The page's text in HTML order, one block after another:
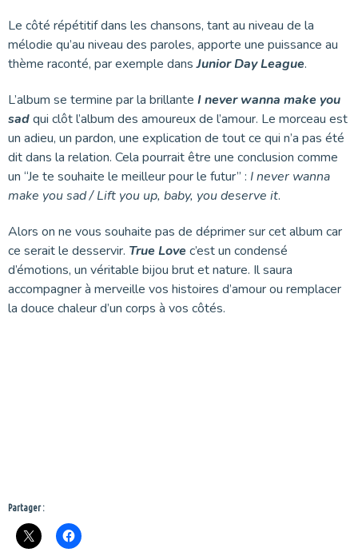
Le côté répétitif dans les chansons, tant au niveau de la
mélodie qu’au niveau des paroles, apporte une puissance au
thème raconté, par exemple dansJunior Day League.
L’album se termine par la brillante I never wanna make you
sadqui clôt l’album des amoureux de l’amour. Le morceau est
un adieu, un pardon, une explication de tout ce qui n’a pas été
dit dans la relation. Cela pourrait être une conclusion comme
un “Je te souhaite le meilleur pour le futur” : I never wanna
make you sad / Lift you up, baby, you deserve it.
Alors on ne vous souhaite pas de déprimer sur cet album car
ce serait le desservir. True Lovec’est un condensé
d’émotions, un véritable bijou brut et nature. Il saura
accompagner à merveille vos histoires d’amour ou remplacer
la douce chaleur d’un corps à vos côtés.
Partager :